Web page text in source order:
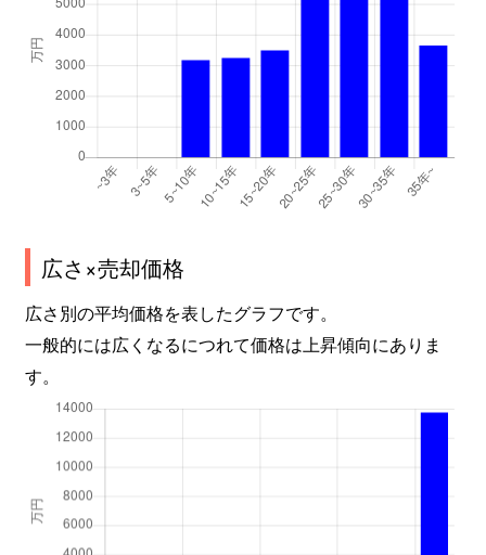
広さ×売却価格
広さ別の平均価格を表したグラフです。
一般的には広くなるにつれて価格は上昇傾向にありま
す。